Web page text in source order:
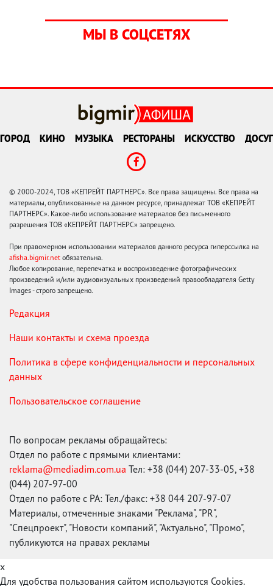
МЫ В СОЦСЕТЯХ
ГОРОД КИНО МУЗЫКА РЕСТОРАНЫ ИСКУССТВО ДОСУГ
© 2000-2024, ТОВ «КЕПРЕЙТ ПАРТНЕРС». Все права защищены. Все права на
материалы, опубликованные на данном ресурсе, принадлежат ТОВ «КЕПРЕЙТ
ПАРТНЕРС». Какое-либо использование материалов без письменного
разрешения ТОВ «КЕПРЕЙТ ПАРТНЕРС» запрещено.
При правомерном использовании материалов данного ресурса гиперссылка на
afisha.bigmir.net обязательна.
Любое копирование, перепечатка и воспроизведение фотографических
произведений и/или аудиовизуальных произведений правообладателя Getty
Images - строго запрещено.
Редакция
Наши контакты и схема проезда
Политика в сфере конфиденциальности и персональных
данных
Пользовательское соглашение
По вопросам рекламы обращайтесь:
Отдел по работе с прямыми клиентами:
reklama@mediadim.com.ua Тел: +38 (044) 207-33-05, +38
(044) 207-97-00
Отдел по работе с РА: Тел./факс: +38 044 207-97-07
Материалы, отмеченные знаками "Реклама", "PR",
"Спецпроект", "Новости компаний", "Актуально", "Промо",
публикуются на правах рекламы
x
Для удобства пользования сайтом используются Cookies.